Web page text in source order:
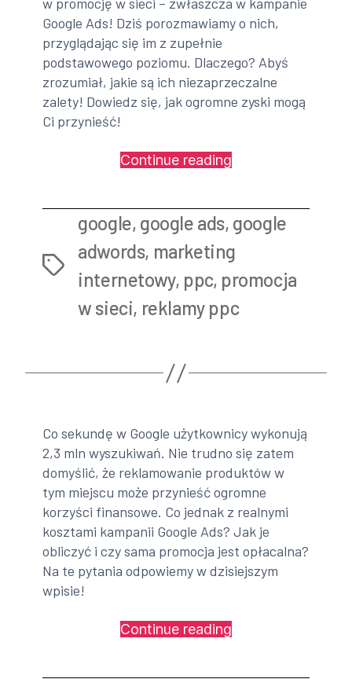
Google Ads! Dziś porozmawiamy o nich,
przyglądając się im z zupełnie
podstawowego poziomu. Dlaczego? Abyś
zrozumiał, jakie są ich niezaprzeczalne
zalety! Dowiedz się, jak ogromne zyski mogą
Ci przynieść!
Continue reading
prawdziwe
zalety
reklam
|
Tags
google, google ads, google
adwords, marketing
internetowy, ppc, promocja
w sieci, reklamy ppc
Co sekundę w Google użytkownicy wykonują
2,3 mln wyszukiwań. Nie trudno się zatem
domyślić, że reklamowanie produktów w
tym miejscu może przynieść ogromne
korzyści finansowe. Co jednak z realnymi
kosztami kampanii Google Ads? Jak je
obliczyć i czy sama promocja jestopłacalna?
Na te pytania odpowiemy w dzisiejszym
wpisie!
Continue reading